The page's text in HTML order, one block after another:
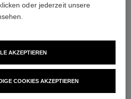
oder jederzeit unsere
COOKIES AKZEPTIEREN
AKZEPTIEREN